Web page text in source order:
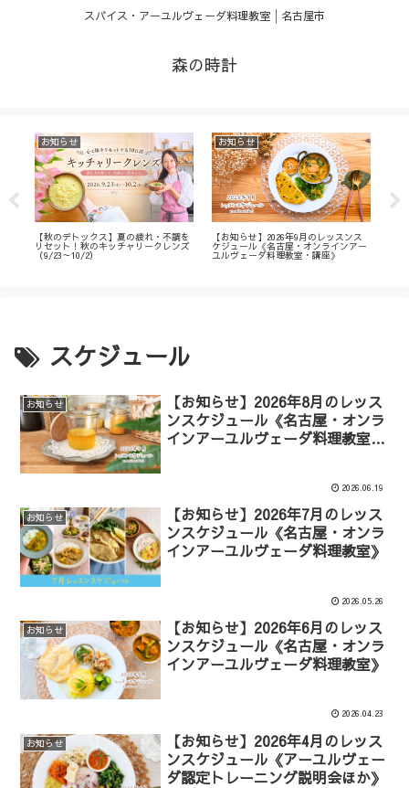
スパイス・アーユルヴェーダ料理教室│名古屋市
森の時計
お知らせ
【秋のデトックス】夏の疲れ・不調を
リセット！秋のキッチャリークレンズ
（9/23～10/2）
お知らせ
【お知らせ】2026年9月のレッスンス
ケジュール《名古屋・オンラインアー
ユルヴェーダ料理教室・講座》
スケジュール
お知らせ
【お知らせ】2026年8月のレッス
ンスケジュール《名古屋・オンラ
インアーユルヴェーダ料理教室・
2026.06.19
お知らせ
【お知らせ】2026年7月のレッス
ンスケジュール《名古屋・オンラ
インアーユルヴェーダ料理教室》
2026.05.26
お知らせ
【お知らせ】2026年6月のレッス
ンスケジュール《名古屋・オンラ
インアーユルヴェーダ料理教室》
2026.04.23
お知らせ
【お知らせ】2026年4月のレッス
ンスケジュール《アーユルヴェー
ダ認定トレーニング説明会ほか》